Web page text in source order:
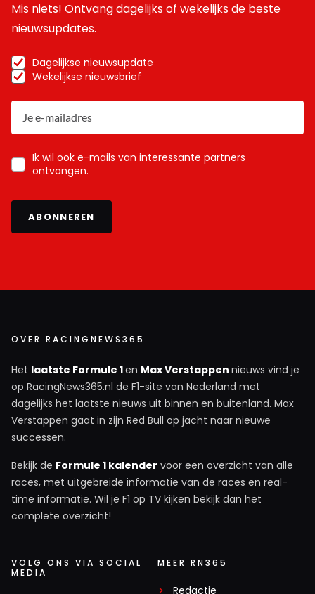
Mis niets! Ontvang dagelijks of wekelijks de beste
nieuwsupdates.
Dagelijkse nieuwsupdate
Wekelijkse nieuwsbrief
Ik wil ook e-mails van interessante partners
ontvangen.
ABONNEREN
OVER RACINGNEWS365
Het laatste Formule 1en Max Verstappen nieuws vind je
op RacingNews365.nl de F1-site van Nederland met
dagelijks het laatste nieuws uit binnen en buitenland. Max
Verstappen gaat in zijn Red Bull op jacht naar nieuwe
successen.
Bekijk de Formule 1 kalender voor een overzicht van alle
races, met uitgebreide informatie van de races en real-
time informatie. Wil je F1 op TV kijken bekijk dan het
complete overzicht!
VOLG ONS VIA SOCIAL
MEDIA
MEER RN365
Redactie